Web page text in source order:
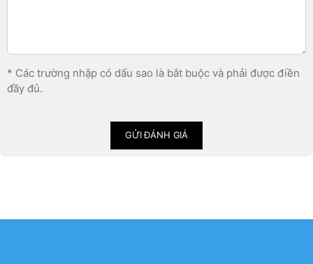
* Các trường nhập có dấu sao là bắt buộc và phải được điền
đầy đủ.
GỬI ĐÁNH GIÁ